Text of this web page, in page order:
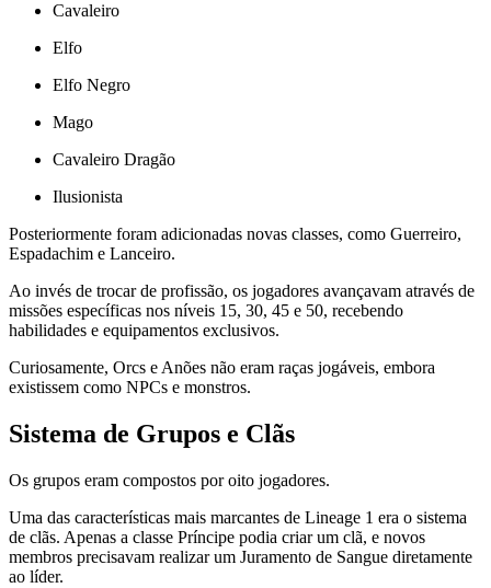
Cavaleiro
Elfo
Elfo Negro
Mago
Cavaleiro Dragão
Ilusionista
Posteriormente foram adicionadas novas classes, como Guerreiro,
Espadachim e Lanceiro.
Ao invés de trocar de profissão, os jogadores avançavam através de
missões específicas nos níveis 15, 30, 45 e 50, recebendo
habilidades e equipamentos exclusivos.
Curiosamente, Orcs e Anões não eram raças jogáveis, embora
existissem como NPCs e monstros.
Sistema de Grupos e Clãs
Os grupos eram compostos por oito jogadores.
Uma das características mais marcantes de Lineage 1 era o sistema
de clãs. Apenas a classe Príncipe podia criar um clã, e novos
membros precisavam realizar um Juramento de Sangue diretamente
ao líder.